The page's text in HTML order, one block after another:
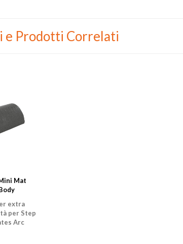
e Prodotti Correlati
Mat
extra
per Step
Arc